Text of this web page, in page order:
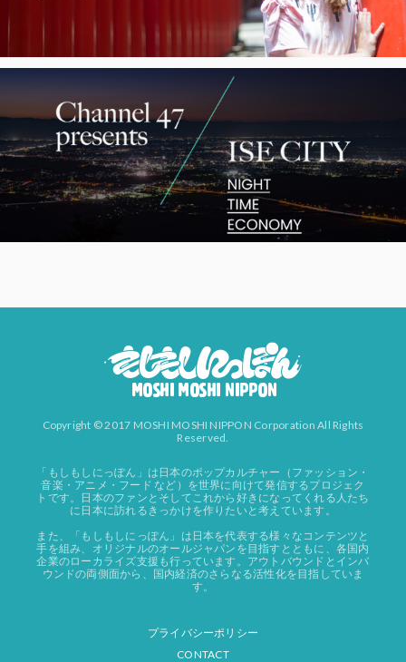
Copyright © 2017 MOSHI MOSHI NIPPON Corporation All Rights
Reserved.
「もしもしにっぽん」は日本のポップカルチャー（ファッション・
音楽・アニメ・フード など）を世界に向けて発信するプロジェク
トです。日本のファンとそしてこれから好きになってくれる人たち
に日本に訪れるきっかけを作りたいと考えています。
また、「もしもしにっぽん」は日本を代表する様々なコンテンツと
手を組み、オリジナルのオールジャパンを目指すとともに、各国内
企業のローカライズ支援も行っています。アウトバウンドとインバ
ウンドの両側面から、国内経済のさらなる活性化を目指していま
す。
プライバシーポリシー
CONTACT